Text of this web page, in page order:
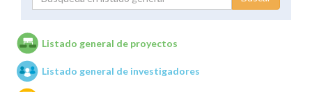
Unidades de investigación
Listado general de proyectos
Listado general de investigadores